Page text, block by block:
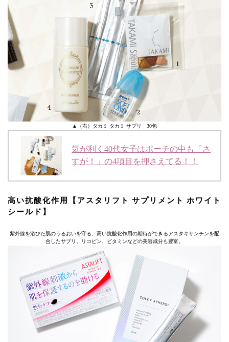
▲（右）タカミ タカミ サプリ 30包
気が利く40代女子はポーチの中も「さ
すが！」の4項目を押さえてる！！
高い抗酸化作用【アスタリフト サプリメント ホワイト
シールド】
紫外線を浴びた肌のうるおいを守る、高い抗酸化作用の期待ができるアスタキサンチンを配
合したサプリ。リコピン、ビタミンなどの美容成分も豊富。